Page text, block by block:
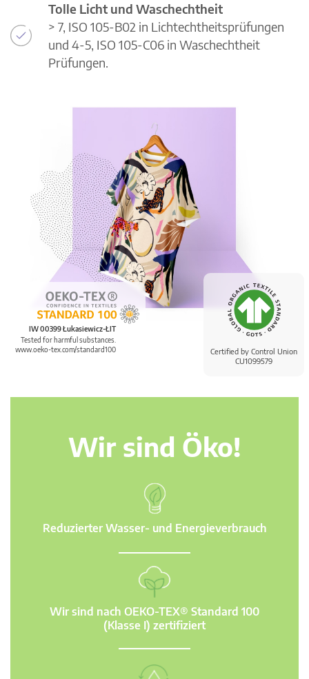
Certified by Control Union
CU1099579
IW 00399 Łukasiewicz-ŁIT
Tested for harmful substances.
www.oeko-tex.com/standard100
Tolle Licht und Waschechtheit
> 7, ISO 105-B02 in Lichtechtheitsprüfungen
und 4-5, ISO 105-C06 in Waschechtheit
Prüfungen.
Wir sind Öko!
Reduzierter Wasser- und Energieverbrauch
Wir sind nach OEKO-TEX® Standard 100
(Klasse I) zertifiziert